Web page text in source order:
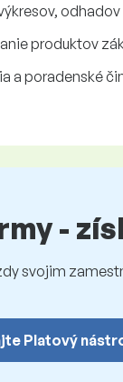
produktov
a poradenské
-
svojim
Platový